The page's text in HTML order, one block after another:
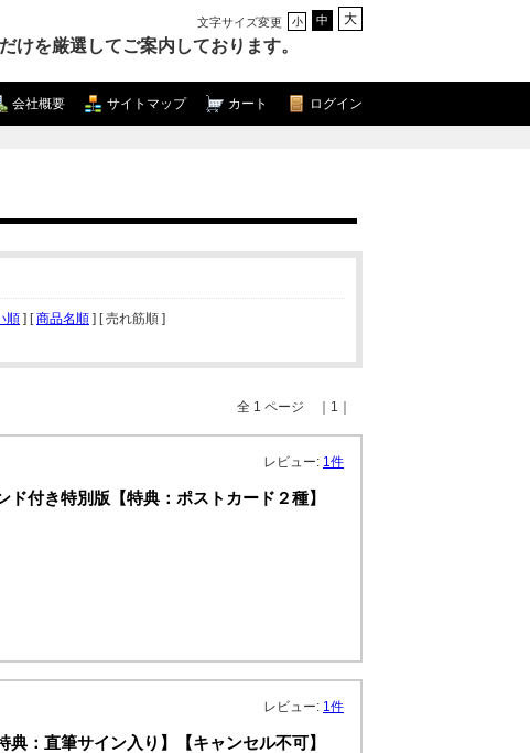
文字サイズ変更 小 中 大
けを厳選してご案内しております。
ログイン
カート
サイトマップ
会社概要
順 ] [商品名順 ] [ 売れ筋順 ]
全 1 ページ ｜1｜
レビュー: 1件
付き特別版【特典：ポストカード２種】
レビュー: 1件
：直筆サイン入り】【キャンセル不可】